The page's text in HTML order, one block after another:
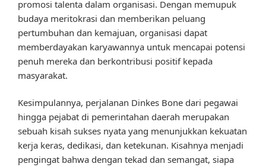
promosi talenta dalam organisasi. Dengan memupuk
budaya meritokrasi dan memberikan peluang
pertumbuhan dan kemajuan, organisasi dapat
memberdayakan karyawannya untuk mencapai potensi
penuh mereka dan berkontribusi positif kepada
masyarakat.
Kesimpulannya, perjalanan Dinkes Bone dari pegawai
hingga pejabat di pemerintahan daerah merupakan
sebuah kisah sukses nyata yang menunjukkan kekuatan
kerja keras, dedikasi, dan ketekunan. Kisahnya menjadi
pengingat bahwa dengan tekad dan semangat, siapa